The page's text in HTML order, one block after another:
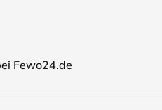
Fewo24.de